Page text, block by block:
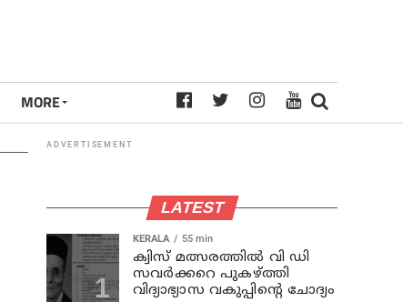
MORE
ADVERTISEMENT
LATEST
KERALA 55 min
ക്വിസ് മത്സരത്തില്‍ വി ഡി
സവര്‍ക്കറെ പുകഴ്ത്തി
വിദ്യാഭ്യാസ വകുപ്പിന്റെ ചോദ്യം